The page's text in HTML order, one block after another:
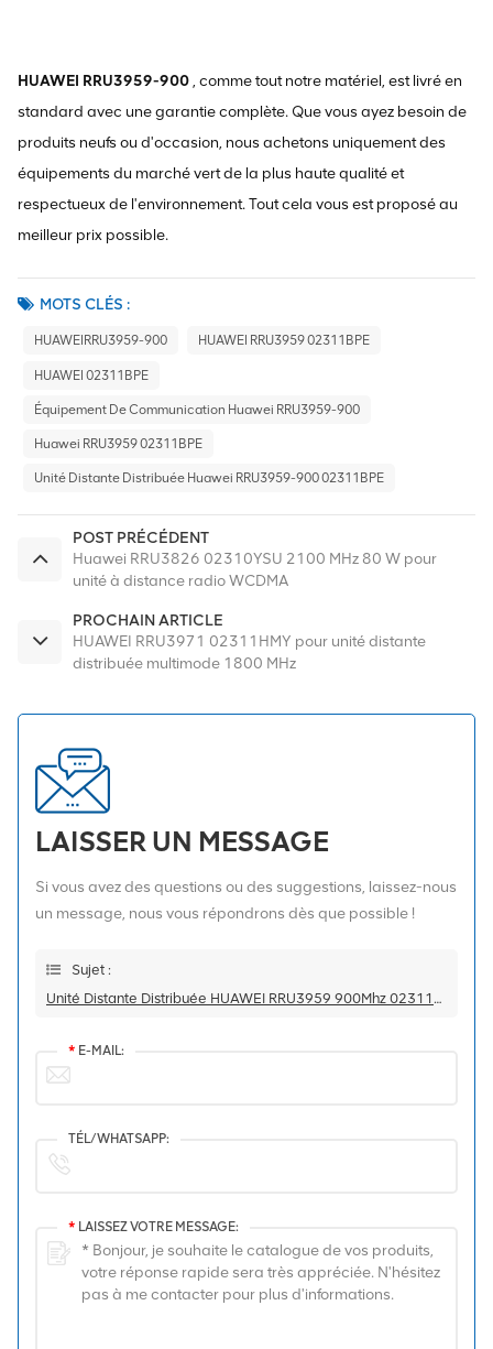
HUAWEI RRU3959-900, comme tout notre matériel, est livré en
standard avec une garantie complète. Que vous ayez besoin de
produits neufs ou d'occasion, nous achetons uniquement des
équipements du marché vert de la plus haute qualité et
respectueux de l'environnement. Tout cela vous est proposé au
meilleur prix possible.
MOTS CLÉS :
HUAWEIRRU3959-900 HUAWEI RRU3959 02311BPE
HUAWEI 02311BPE
Équipement De Communication Huawei RRU3959-900
Huawei RRU3959 02311BPE
Unité Distante Distribuée Huawei RRU3959-900 02311BPE
POST PRÉCÉDENT
Huawei RRU3826 02310YSU 2100 MHz 80 W pour
unité à distance radio WCDMA
PROCHAIN ARTICLE
HUAWEI RRU3971 02311HMY pour unité distante
distribuée multimode 1800 MHz
LAISSER UN MESSAGE
Si vous avez des questions ou des suggestions, laissez-nous
un message, nous vous répondrons dès que possible !
Sujet :
Unité Distante Distribuée HUAWEI RRU3959 900Mhz 02311BPE WD5M9E395903
* E-MAIL:
TÉL/WHATSAPP:
* LAISSEZ VOTRE MESSAGE: